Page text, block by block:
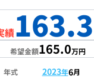
績163.3
希望金額165.0万円
年式 2023年6月